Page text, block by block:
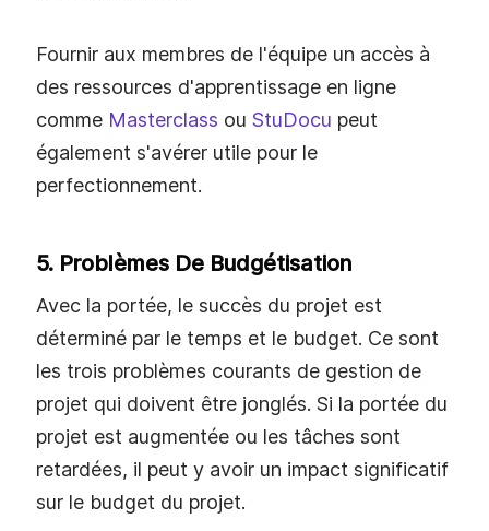
Fournir aux membres de l'équipe un accès à
des ressources d'apprentissage en ligne
comme Masterclass ou StuDocu peut
également s'avérer utile pour le
perfectionnement.
5. Problèmes De Budgétisation
Avec la portée, le succès du projet est
déterminé par le temps et le budget. Ce sont
les trois problèmes courants de gestion de
projet qui doivent être jonglés. Si la portée du
projet est augmentée ou les tâches sont
retardées, il peut y avoir un impact significatif
sur le budget du projet.